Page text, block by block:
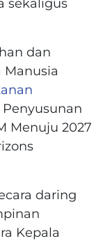
dan
Menuju 2027
daring
Kepala